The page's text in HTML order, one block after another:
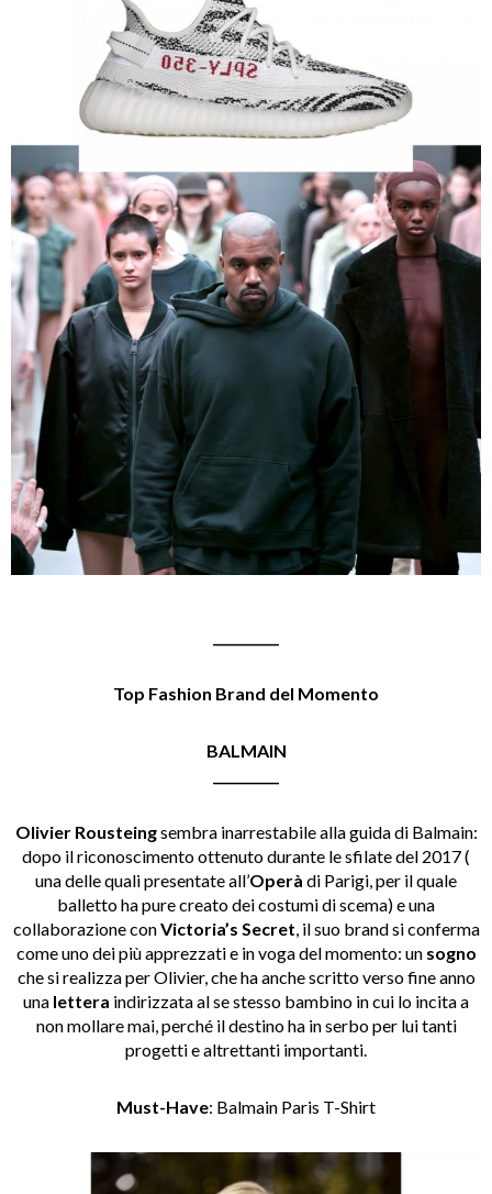
Top Fashion Brand del Momento
BALMAIN
Olivier Rousteingsembra inarrestabile alla guida di Balmain:
dopo il riconoscimento ottenuto durante le sfilate del 2017 (
una delle quali presentate all’Operà di Parigi, per il quale
balletto ha pure creato dei costumi di scema) e una
collaborazione conVictoria’s Secret, il suo brand si conferma
come uno dei più apprezzati e in voga del momento: un sogno
che si realizza per Olivier, che ha anche scritto verso fine anno
una lettera indirizzata al se stesso bambino in cui lo incita a
non mollare mai, perché il destino ha in serbo per lui tanti
progetti e altrettanti importanti.
Must-Have: Balmain Paris T-Shirt